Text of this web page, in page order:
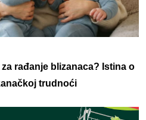
rađanje blizanaca? Istina o
trudnoći